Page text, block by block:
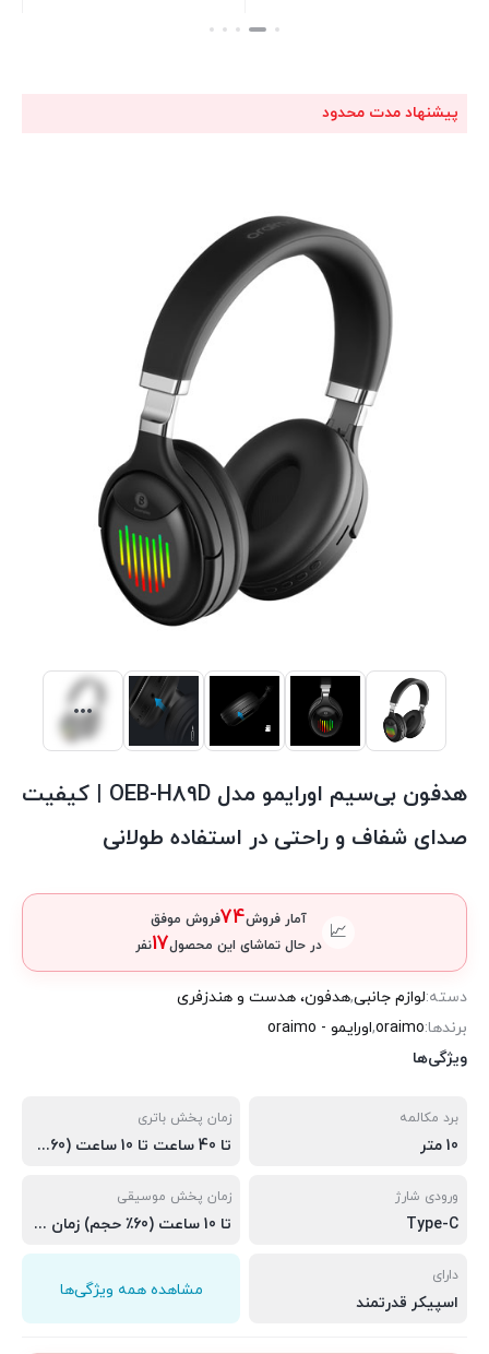
پیشنهاد مدت محدود
هدفون بی‌سیم اورایمو مدل OEB-H89D | کیفیت
صدای شفاف و راحتی در استفاده طولانی
📈
آمار فروش74فروش موفق
در حال تماشای این محصول17نفر
دسته:لوازم جانبی,هدفون، هدست و هندزفری
برندها:oraimo
,اورایمو - oraimo
ویژگی‌ها
برد مکالمه
10 متر
زمان پخش باتری
تا 40 ساعت تا 10 ساعت (60٪ حجم)
ورودی شارژ
Type-C
زمان پخش موسیقی
تا 10 ساعت (60٪ حجم) زمان مکالمه: حداکثر 12 ساعت
دارای
اسپیکر قدرتمند
مشاهده همه ویژگی‌ها